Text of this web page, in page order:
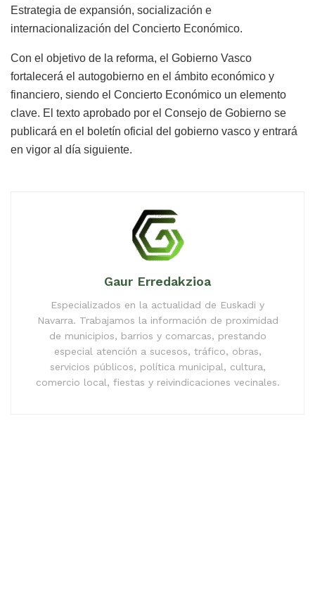
Estrategia de expansión, socialización e
internacionalización del Concierto Económico.
Con el objetivo de la reforma, el Gobierno Vasco
fortalecerá el autogobierno en el ámbito económico y
financiero, siendo el Concierto Económico un elemento
clave. El texto aprobado por el Consejo de Gobierno se
publicará en el boletín oficial del gobierno vasco y entrará
en vigor al día siguiente.
Gaur Erredakzioa
Especializados en la actualidad de Euskadi y
Navarra. Trabajamos la información de proximidad
de municipios, barrios y comarcas, prestando
especial atención a sucesos, tráfico, obras,
servicios públicos, política municipal, cultura,
comercio local, fiestas y reivindicaciones vecinales.